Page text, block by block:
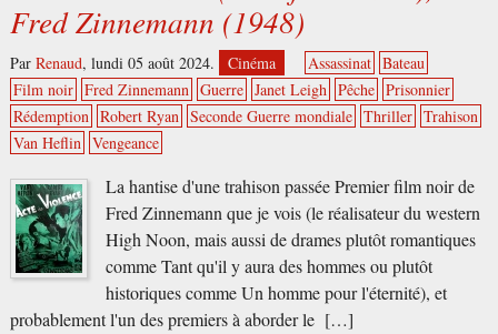
Fred Zinnemann (1948)
Par Renaud, lundi 05 août 2024. Cinéma Assassinat Bateau
Film noir Fred Zinnemann Guerre Janet Leigh Pêche Prisonnier
Rédemption Robert Ryan Seconde Guerre mondiale Thriller Trahison
Van Heflin Vengeance
La hantise d'une trahison passée Premier film noir de
Fred Zinnemann que je vois (le réalisateur du western
High Noon, mais aussi de drames plutôt romantiques
comme Tant qu'il y aura des hommes ou plutôt
historiques comme Un homme pour l'éternité), et
probablement l'un des premiers à aborder le […]